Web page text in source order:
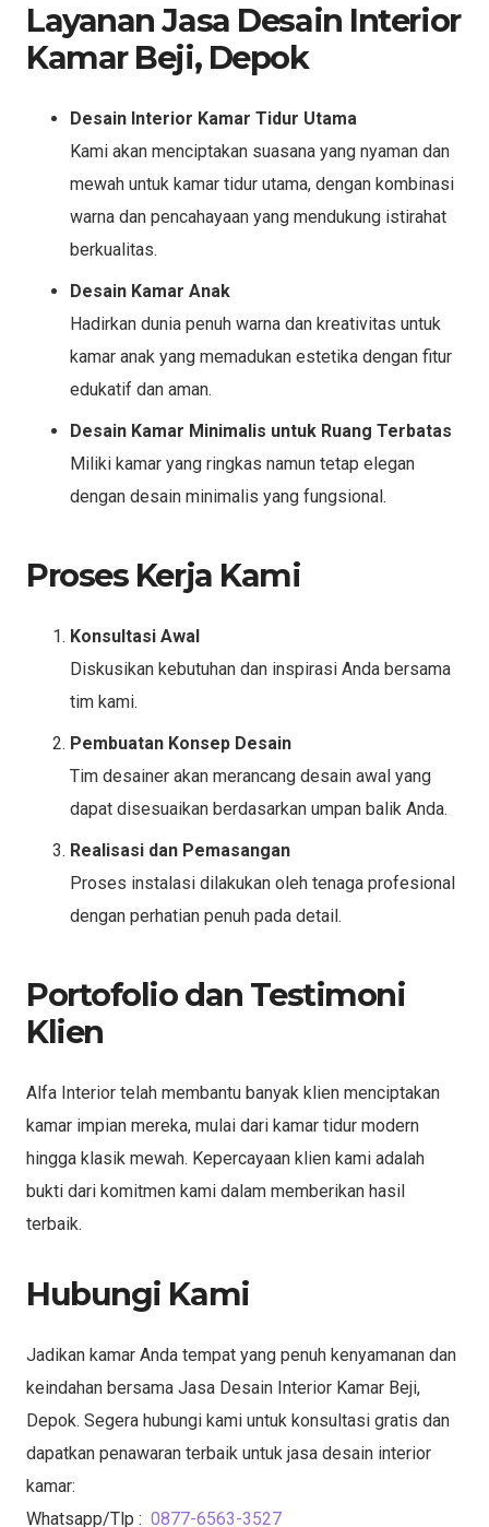
Layanan Jasa Desain Interior
Kamar Beji, Depok
Desain Interior Kamar Tidur Utama
Kami akan menciptakan suasana yang nyaman dan
mewah untuk kamar tidur utama, dengan kombinasi
warna dan pencahayaan yang mendukung istirahat
berkualitas.
Desain Kamar Anak
Hadirkan dunia penuh warna dan kreativitas untuk
kamar anak yang memadukan estetika dengan fitur
edukatif dan aman.
Desain Kamar Minimalis untuk Ruang Terbatas
Miliki kamar yang ringkas namun tetap elegan
dengan desain minimalis yang fungsional.
Proses Kerja Kami
Konsultasi Awal
Diskusikan kebutuhan dan inspirasi Anda bersama
tim kami.
Pembuatan Konsep Desain
Tim desainer akan merancang desain awal yang
dapat disesuaikan berdasarkan umpan balik Anda.
Realisasi dan Pemasangan
Proses instalasi dilakukan oleh tenaga profesional
dengan perhatian penuh pada detail.
Portofolio dan Testimoni
Klien
Alfa Interior telah membantu banyak klien menciptakan
kamar impian mereka, mulai dari kamar tidur modern
hingga klasik mewah. Kepercayaan klien kami adalah
bukti dari komitmen kami dalam memberikan hasil
terbaik.
Hubungi Kami
Jadikan kamar Anda tempat yang penuh kenyamanan dan
keindahan bersama Jasa Desain Interior Kamar Beji,
Depok. Segera hubungi kami untuk konsultasi gratis dan
dapatkan penawaran terbaik untuk jasa desain interior
kamar:
Whatsapp/Tlp : 0877-6563-3527